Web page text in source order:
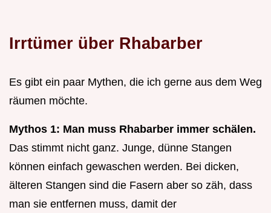
Irrtümer über Rhabarber
Es gibt ein paar Mythen, die ich gerne aus dem Weg
räumen möchte.
Mythos 1: Man muss Rhabarber immer schälen.
Das stimmt nicht ganz. Junge, dünne Stangen
können einfach gewaschen werden. Bei dicken,
älteren Stangen sind die Fasern aber so zäh, dass
man sie entfernen muss, damit der